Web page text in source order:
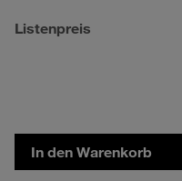
Listenpreis
In den Warenkorb